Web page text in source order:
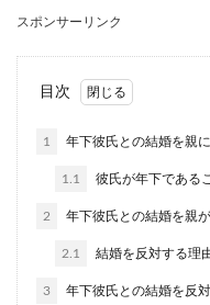
の
従兄
スポンサーリンク
目次
1 年下彼氏との結婚を親
1.1 彼氏が年下である
2 年下彼氏との結婚を親
2.1 結婚を反対する理
3
年下彼氏との結婚を反